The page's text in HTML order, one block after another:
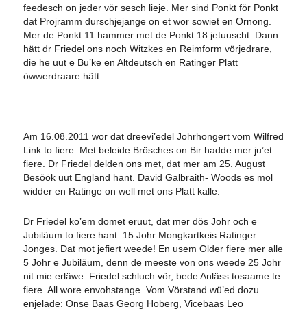
feedesch on jeder vör sesch lieje. Mer sind Ponkt för Ponkt
dat Projramm durschjejange on et wor sowiet en Ornong.
Mer de Ponkt 11 hammer met de Ponkt 18 jetuuscht. Dann
hätt dr Friedel ons noch Witzkes en Reimform vörjedrare,
die he uut e Bu’ke en Altdeutsch en Ratinger Platt
öwwerdraare hätt.
Am 16.08.2011 wor dat dreevi’edel Johrhongert vom Wilfred
Link to fiere. Met beleide Brösches on Bir hadde mer ju’et
fiere. Dr Friedel delden ons met, dat mer am 25. August
Besöök uut England hant. David Galbraith- Woods es mol
widder en Ratinge on well met ons Platt kalle.
Dr Friedel ko’em domet eruut, dat mer dös Johr och e
Jubiläum to fiere hant: 15 Johr Mongkartkeis Ratinger
Jonges. Dat mot jefiert weede! En usem Older fiere mer alle
5 Johr e Jubiläum, denn de meeste von ons weede 25 Johr
nit mie erläwe. Friedel schluch vör, bede Anläss tosaame te
fiere. All wore envohstange. Vom Vörstand wü’ed dozu
enjelade: Onse Baas Georg Hoberg, Vicebaas Leo